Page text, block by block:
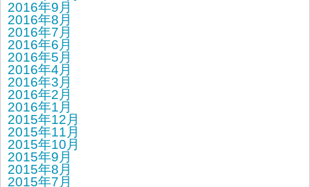
2016年9月
2016年8月
2016年7月
2016年6月
2016年5月
2016年4月
2016年3月
2016年2月
2016年1月
2015年12月
2015年11月
2015年10月
2015年9月
2015年8月
2015年7月